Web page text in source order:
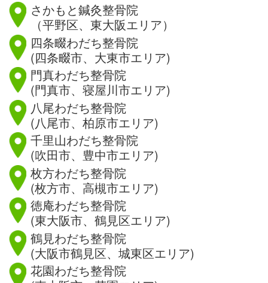
さかもと鍼灸整骨院
（平野区、東大阪エリア）
四条畷わだち整骨院
(四条畷市、大東市エリア)
門真わだち整骨院
(門真市、寝屋川市エリア)
八尾わだち整骨院
(八尾市、柏原市エリア)
千里山わだち整骨院
(吹田市、豊中市エリア)
枚方わだち整骨院
(枚方市、高槻市エリア)
徳庵わだち整骨院
(東大阪市、鶴見区エリア)
鶴見わだち整骨院
(大阪市鶴見区、城東区エリア)
花園わだち整骨院